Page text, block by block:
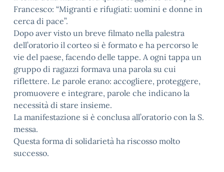
Francesco: “Migranti e rifugiati: uomini e donne in
cerca di pace”.
Dopo aver visto un breve filmato nella palestra
dell’oratorio il corteo si è formato e ha percorso le
vie del paese, facendo delle tappe. A ogni tappa un
gruppo di ragazzi formava una parola su cui
riflettere. Le parole erano: accogliere, proteggere,
promuovere e integrare, parole che indicano la
necessità di stare insieme.
La manifestazione si è conclusa all’oratorio con la S.
messa.
Questa forma di solidarietà ha riscosso molto
successo.